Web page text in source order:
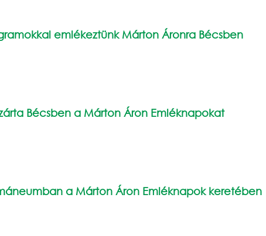
emlékeztünk Márton Áronra Bécsben
Bécsben a Márton Áron Emléknapokat
a Márton Áron Emléknapok keretében